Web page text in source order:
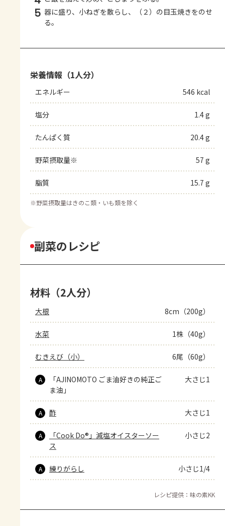
5 器に盛り、小ねぎを散らし、（２）の目玉焼きをのせ
る。
栄養情報（1人分）
エネルギー 546 kcal
塩分 1.4 g
たんぱく質 20.4 g
野菜摂取量※ 57 g
脂質 15.7 g
※野菜摂取量はきのこ類・いも類を除く
副菜のレシピ
材料（2人分）
大根 8cm（200g）
水菜 1株（40g）
むきえび（小） 6尾（60g）
A
「AJINOMOTO ごま油好きの純正ご
ま油」
大さじ1
A 酢 大さじ1
A
「Cook Do®」減塩オイスターソー
ス
小さじ2
A 練りがらし 小さじ1/4
レシピ提供：味の素KK